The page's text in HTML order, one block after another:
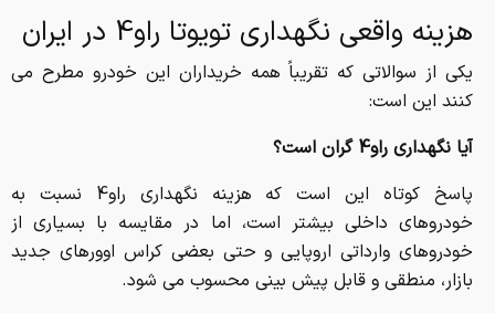
هزینه واقعی نگهداری تویوتا راو4 در ایران
یکی از سوالاتی که تقریباً همه خریداران این خودرو مطرح می
کنند این است:
آیا نگهداری راو4 گران است؟
پاسخ کوتاه این است که هزینه نگهداری راو4 نسبت به
خودروهای داخلی بیشتر است، اما در مقایسه با بسیاری از
خودروهای وارداتی اروپایی و حتی بعضی کراس اوورهای جدید
بازار، منطقی و قابل پیش بینی محسوب می شود.